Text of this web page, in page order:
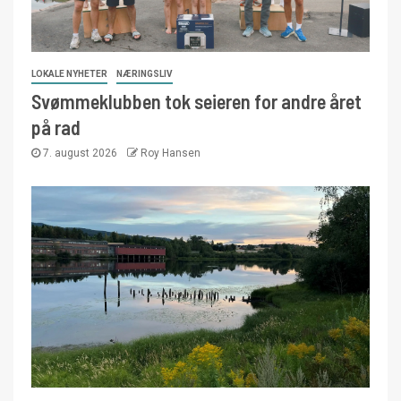
LOKALE NYHETER NÆRINGSLIV
Svømmeklubben tok seieren for andre året
på rad
7. august 2026 Roy Hansen